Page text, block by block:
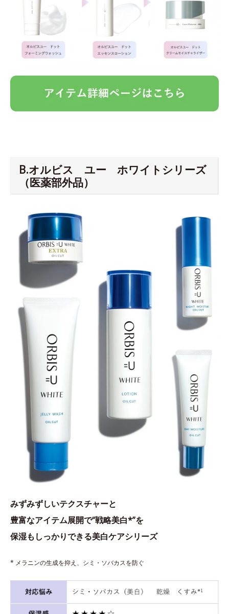
B.オルビス ユー ホワイトシリーズ
（医薬部外品）
みずみずしいテクスチャーと
豊富なアイテム展開で“戦略美白*”を
保湿もしっかりできる美白ケアシリーズ
* メラニンの生成を抑え、シミ・ソバカスを防ぐ